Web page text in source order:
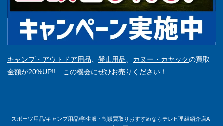
キャンプ・アウトドア用品 登山用品 カヌー・カヤックの買取
金額が20%UP!! この機会にぜひお売りください！
スポーツ用品/キャンプ用品/学生服・制服買取りおすすめならテレビ番組紹介店A-